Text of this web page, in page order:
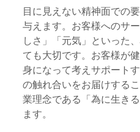
目に見えない精神面での
与えます。お客様へのサ
しさ」「元気」といった
ても大切です。お客様が
身になって考えサポート
の触れ合いをお届けする
業理念である「為に生き
ます。